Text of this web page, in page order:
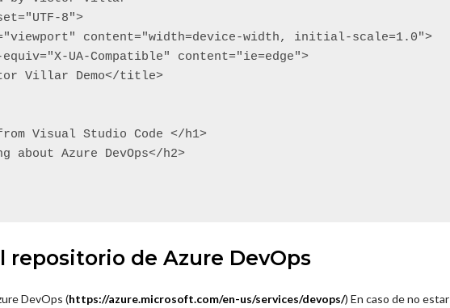
repositorio de Azure DevOps
DevOps (https://azure.microsoft.com/en-us/services/devops/) En caso de no estar